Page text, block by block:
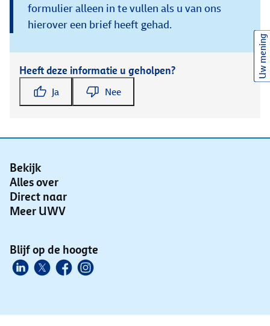
formulier alleen in te vullen als u van ons
hierover een brief heeft gehad.
Heeft deze informatie u geholpen?
Ja Nee
Bekijk
Alles over
Direct naar
Meer UWV
Blijf op de hoogte
Uw mening